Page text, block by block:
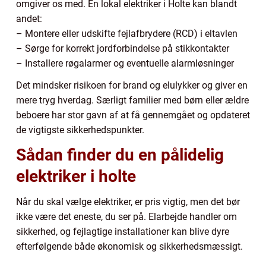
omgiver os med. En lokal elektriker i Holte kan blandt
andet:
– Montere eller udskifte fejlafbrydere (RCD) i eltavlen
– Sørge for korrekt jordforbindelse på stikkontakter
– Installere røgalarmer og eventuelle alarmløsninger
Det mindsker risikoen for brand og elulykker og giver en
mere tryg hverdag. Særligt familier med børn eller ældre
beboere har stor gavn af at få gennemgået og opdateret
de vigtigste sikkerhedspunkter.
Sådan finder du en pålidelig
elektriker i holte
Når du skal vælge elektriker, er pris vigtig, men det bør
ikke være det eneste, du ser på. Elarbejde handler om
sikkerhed, og fejlagtige installationer kan blive dyre
efterfølgende både økonomisk og sikkerhedsmæssigt.